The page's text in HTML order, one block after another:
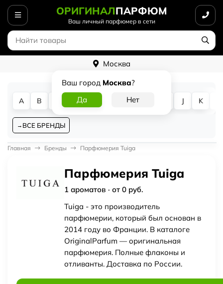
ОРИГИНАЛПАРФЮМ
Ваш личный парфюмер в сети
Москва
Ваш город Москва?
A B D G J K
ВСЕ БРЕНДЫ
Главная Бренды Парфюмерия Tuiga
Парфюмерия Tuiga
1 ароматов · от 0 руб.
Tuiga - это производитель
парфюмерии, который был основан в
2014 году во Франции. В каталоге
OriginalParfum — оригинальная
парфюмерия. Полные флаконы и
отливанты. Доставка по России.